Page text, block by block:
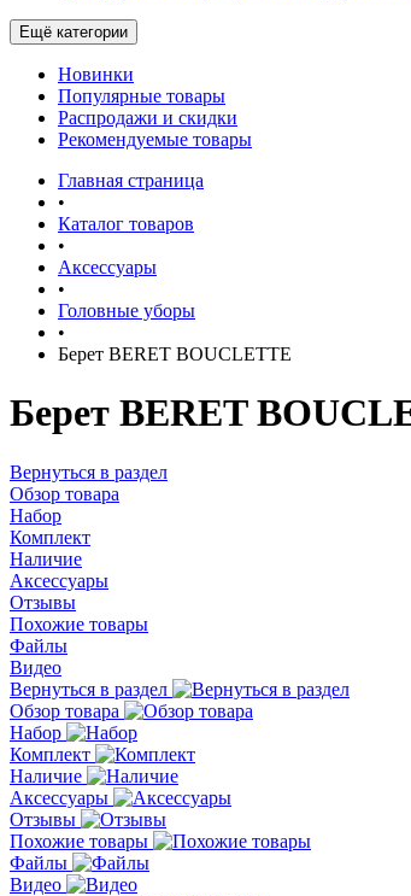
Ещё категории
Новинки
Популярные товары
Распродажи и скидки
Рекомендуемые товары
Главная страница
•
Каталог товаров
•
Аксессуары
•
Головные уборы
•
Берет BERET BOUCLETTE
Берет BERET
Вернуться в раздел
Обзор товара
Набор
Комплект
Наличие
Аксессуары
Отзывы
Похожие товары
Файлы
Видео
Вернуться в раздел
Обзор товара
Набор
Комплект
Наличие
Аксессуары
Отзывы
Похожие товары
Файлы
Видео